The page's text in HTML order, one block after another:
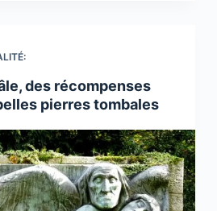
des récompenses
pierres tombales